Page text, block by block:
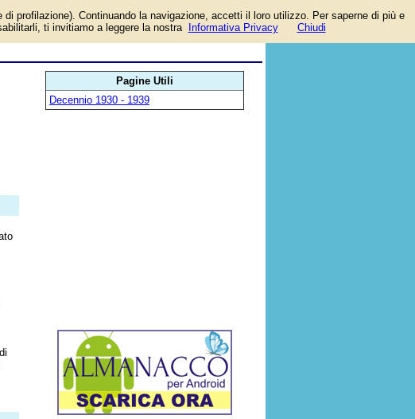
i successi
Pagine Utili
Decennio 1930 - 1939
profilazione). Continuando la navigazione, accetti il loro utilizzo. Per saperne di più e
ti invitiamo a leggere la nostra
Informativa Privacy Chiudi